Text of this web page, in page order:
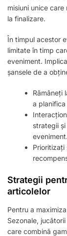
misiuni unice
la finalizare.
În timpul acestor
limitate în timp
eveniment.
șansele de a
Rămâneți
a
strategii
eveniment.
Prioritizați
Strategii
articolelor
Pentru a
Sezonale,
care combină